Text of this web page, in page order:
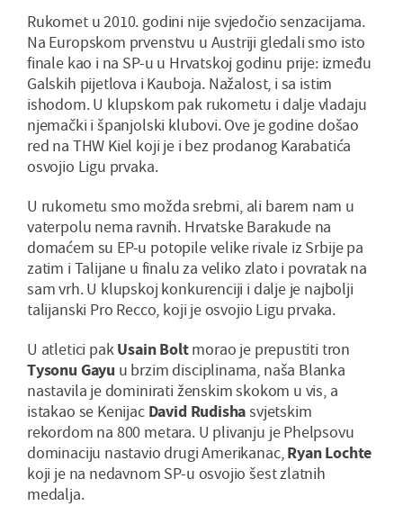
Rukomet u 2010. godini nije svjedočio senzacijama.
Na Europskom prvenstvu u Austriji gledali smo isto
finale kao i na SP-u u Hrvatskoj godinu prije: između
Galskih pijetlova i Kauboja. Nažalost, i sa istim
ishodom. U klupskom pak rukometu i dalje vladaju
njemački i španjolski klubovi. Ove je godine došao
red na THW Kiel koji je i bez prodanog Karabatića
osvojio Ligu prvaka.
U rukometu smo možda srebrni, ali barem nam u
vaterpolu nema ravnih. Hrvatske Barakude na
domaćem su EP-u potopile velike rivale iz Srbije pa
zatim i Talijane u finalu za veliko zlato i povratak na
sam vrh. U klupskoj konkurenciji i dalje je najbolji
talijanski Pro Recco, koji je osvojio Ligu prvaka.
U atletici pakUsain Boltmorao je prepustiti tron
Tysonu Gayu u brzim disciplinama, naša Blanka
nastavila je dominirati ženskim skokom u vis, a
istakao se KenijacDavid Rudishasvjetskim
rekordom na 800 metara. U plivanju je Phelpsovu
dominaciju nastavio drugi Amerikanac,Ryan Lochte
koji je na nedavnom SP-u osvojio šest zlatnih
medalja.